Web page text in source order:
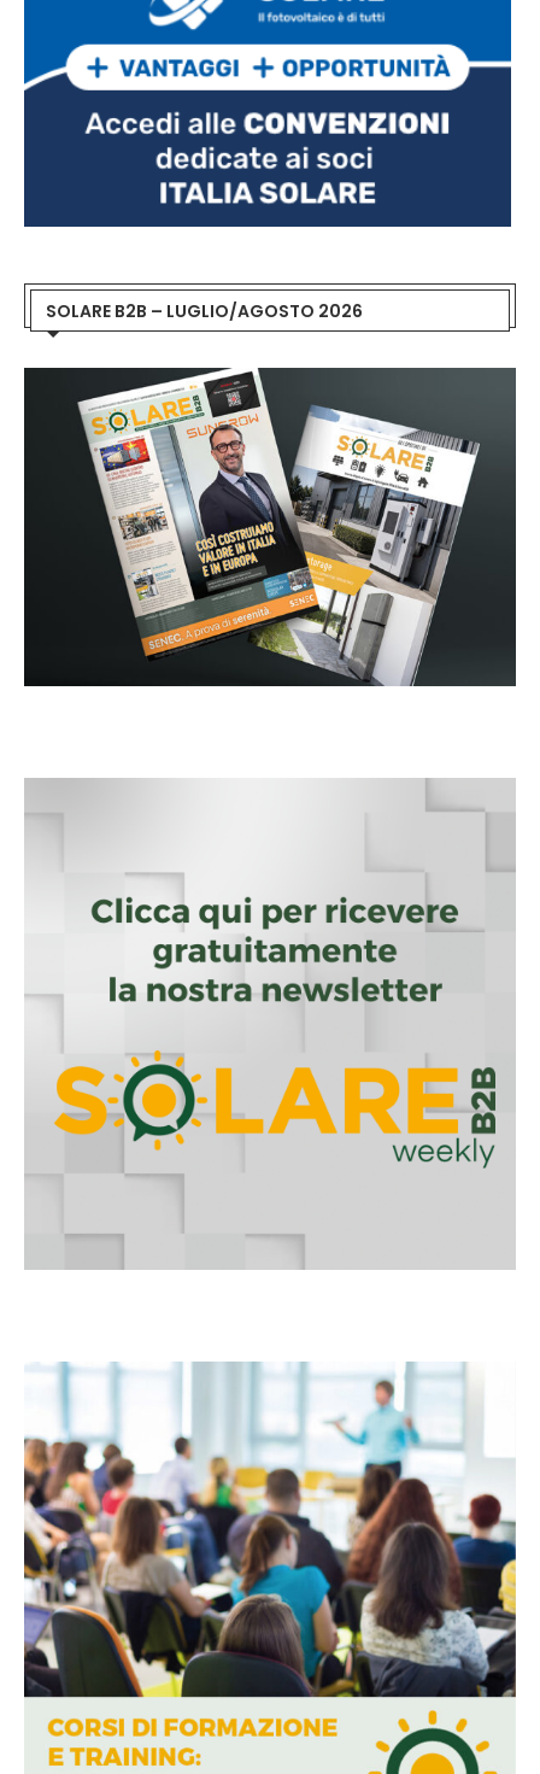
SOLARE B2B – LUGLIO/AGOSTO 2026